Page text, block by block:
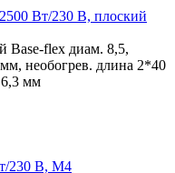
Вт/230 В, плоский
Base-flex диам. 8,5,
необогрев. длина 2*40
мм